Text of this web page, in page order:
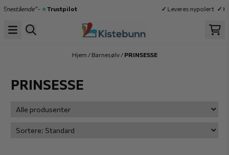
Hopp til innhold
-★Trustpilot ✓Leveres nypolert ✓
Hjem / Barnesølv / PRINSESSE
PRINSESSE